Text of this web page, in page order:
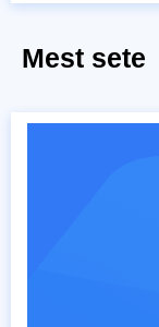
Mest sete